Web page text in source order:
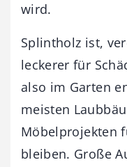
wird.
Splintholz ist,
leckerer für
also im Garten
meisten
Möbelprojekten
bleiben. Große